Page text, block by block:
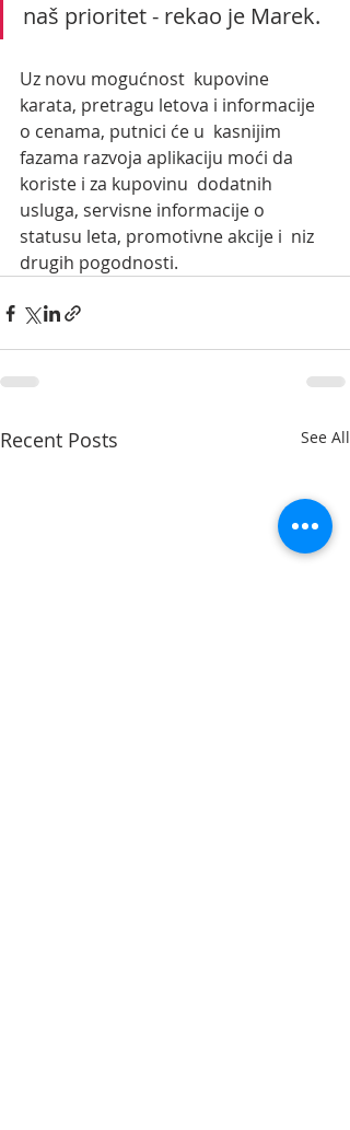
naš prioritet - rekao je Marek.
Uz novu mogućnost  kupovine
karata, pretragu letova i informacije
o cenama, putnici će u  kasnijim
fazama razvoja aplikaciju moći da
koriste i za kupovinu  dodatnih
usluga, servisne informacije o
statusu leta, promotivne akcije i  niz
drugih pogodnosti.
Recent Posts See All